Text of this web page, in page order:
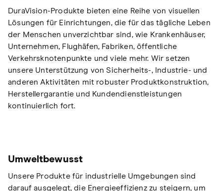
DuraVision-Produkte bieten eine Reihe von visuellen
Lösungen für Einrichtungen, die für das tägliche Leben
der Menschen unverzichtbar sind, wie Krankenhäuser,
Unternehmen, Flughäfen, Fabriken, öffentliche
Verkehrsknotenpunkte und viele mehr. Wir setzen
unsere Unterstützung von Sicherheits-, Industrie- und
anderen Aktivitäten mit robuster Produktkonstruktion,
Herstellergarantie und Kundendienstleistungen
kontinuierlich fort.
Umweltbewusst
Unsere Produkte für industrielle Umgebungen sind
darauf ausgelegt, die Energieeffizienz zu steigern, um